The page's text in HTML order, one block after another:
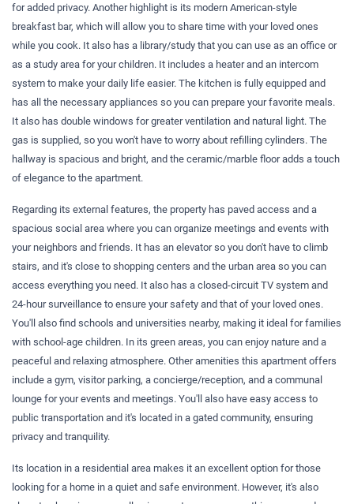
for added privacy. Another highlight is its modern American-style
breakfast bar, which will allow you to share time with your loved ones
while you cook. It also has a library/study that you can use as an office or
as a study area for your children. It includes a heater and an intercom
system to make your daily life easier. The kitchen is fully equipped and
has all the necessary appliances so you can prepare your favorite meals.
It also has double windows for greater ventilation and natural light. The
gas is supplied, so you won't have to worry about refilling cylinders. The
hallway is spacious and bright, and the ceramic/marble floor adds a touch
of elegance to the apartment.
Regarding its external features, the property has paved access and a
spacious social area where you can organize meetings and events with
your neighbors and friends. It has an elevator so you don't have to climb
stairs, and it's close to shopping centers and the urban area so you can
access everything you need. It also has a closed-circuit TV system and
24-hour surveillance to ensure your safety and that of your loved ones.
You'll also find schools and universities nearby, making it ideal for families
with school-age children. In its green areas, you can enjoy nature and a
peaceful and relaxing atmosphere. Other amenities this apartment offers
include a gym, visitor parking, a concierge/reception, and a communal
lounge for your events and meetings. You'll also have easy access to
public transportation and it's located in a gated community, ensuring
privacy and tranquility.
Its location in a residential area makes it an excellent option for those
looking for a home in a quiet and safe environment. However, it's also